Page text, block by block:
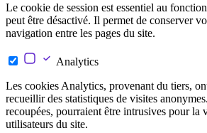
Le cookie de session est essentiel au
peut être désactivé. Il permet de conserver
navigation entre les pages du site.
Analytics
Les cookies Analytics, provenant du tiers,
recueillir des statistiques de visites
recoupées, pourraient être intrusives pour la
utilisateurs du site.